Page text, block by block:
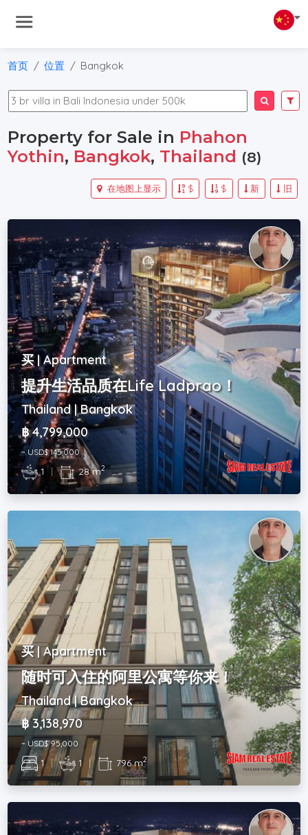
首页 位置 Bangkok
Property for Sale in Phahon
Yothin, Bangkok, Thailand (8)
旧
新
$
$
在地图上显示
买 | Apartment
提升生活品质在Life Ladprao！
Thailand | Bangkok
฿ 4,799,000
~ USD$ 145,000
1 | 28 m2
买 | Apartment
随时可入住的阿里公寓等你来！
Thailand | Bangkok
฿ 3,138,970
~ USD$ 95,000
1 | 1 | 796 m2